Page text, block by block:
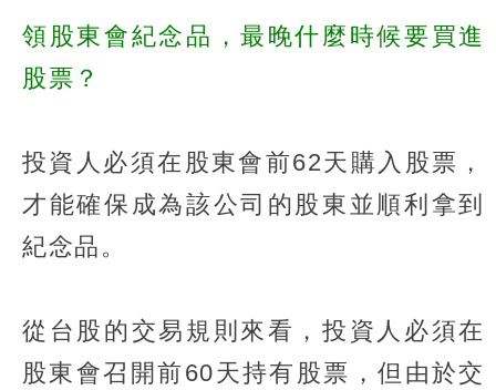
領股東會紀念品，最晚什麼時候要買進
股票？
投資人必須在股東會前62天購入股票，
才能確保成為該公司的股東並順利拿到
紀念品。
從台股的交易規則來看，投資人必須在
股東會召開前60天持有股票，但由於交